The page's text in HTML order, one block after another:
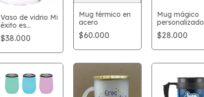
Vaso de vidrio Mi
éxito es
inevitable
$38.000
Mug térmico en
acero
$60.000
Mug mágico
personalizado
$28.000